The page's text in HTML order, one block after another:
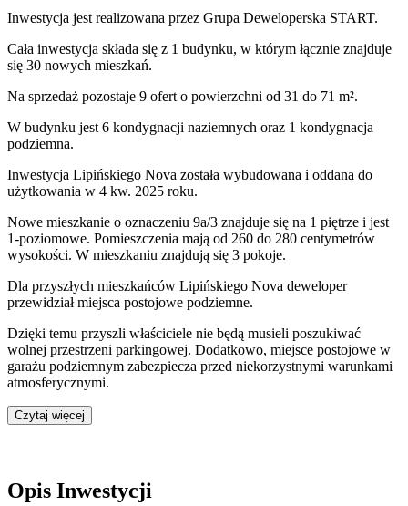
Inwestycja jest realizowana przez Grupa Deweloperska START.
Cała inwestycja składa się z 1 budynku, w którym łącznie znajduje
się 30 nowych mieszkań.
Na sprzedaż pozostaje 9 ofert o powierzchni od 31 do 71 m².
W budynku jest 6 kondygnacji naziemnych oraz 1 kondygnacja
podziemna.
Inwestycja Lipińskiego Nova została wybudowana i oddana do
użytkowania w 4 kw. 2025 roku.
Nowe mieszkanie o oznaczeniu 9a/3 znajduje się na 1 piętrze i jest
1-poziomowe. Pomieszczenia mają od 260 do 280 centymetrów
wysokości. W mieszkaniu znajdują się 3 pokoje.
Dla przyszłych mieszkańców Lipińskiego Nova deweloper
przewidziałmiejsca postojowe podziemne.
Dzięki temu przyszli właściciele nie będą musieli poszukiwać
wolnej przestrzeni parkingowej. Dodatkowo, miejsce postojowe w
garażu podziemnym zabezpiecza przed niekorzystnymi warunkami
atmosferycznymi.
Czytaj więcej
Opis Inwestycji